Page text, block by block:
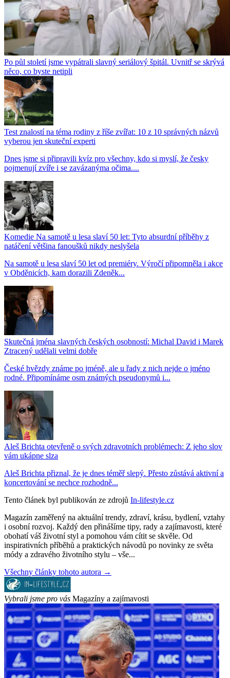
Po půl století jsme vypátrali slavný seriálový špitál. Uvnitř se skrývá
něco, co byste netipli
Test znalostí na téma rodiny z říše zvířat: 10 z 10 správných názvů
vyberou jen skuteční experti
Dnes jsme si připravili kvíz pro všechny, kdo si myslí, že česky
pojmenují zvíře i se zavázanýma očima....
Komedie Na samotě u lesa slaví 50 let: Tyto absurdní příběhy z
natáčení většina fanoušků nikdy neslyšela
Na samotě u lesa slaví 50 let od premiéry. Výročí připomněla i akce
v Obděnicích, kam dorazili Zdeněk...
Skutečná jména slavných českých osobností: Michal David i Marek
Ztracený udělali velmi dobře
České hvězdy známe po jméně, ale u řady z nich nejde o jméno
rodné. Připomínáme osm známých pseudonymů i...
Aleš Brichta otevřeně o svých zdravotních problémech: Z jeho slov
vám ukápne slza
Aleš Brichta přiznal, že je dnes téměř slepý. Přesto zůstává aktivní a
koncertování se nechce rozhodně...
Tento článek byl publikován ze zdrojů In-lifestyle.cz
Magazín zaměřený na aktuální trendy, zdraví, krásu, bydlení, vztahy
i osobní rozvoj. Každý den přinášíme tipy, rady a zajímavosti, které
obohatí váš životní styl a pomohou vám cítit se skvěle. Od
inspirativních příběhů a praktických návodů po novinky ze světa
módy a zdravého životního stylu – vše...
Všechny články tohoto autora →
Vybrali jsme pro vás Magazíny a zajímavosti